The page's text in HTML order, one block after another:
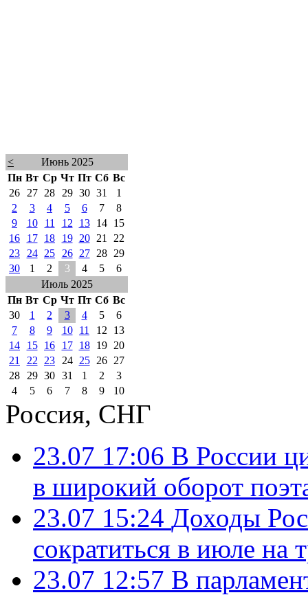
<
Июнь 2025
Пн Вт Ср Чт Пт Сб Вс
26
27 28 29 30 31
1
2
3 4 5 6 7
8
9
10 11 12 13 14
15
16
17 18 19 20 21
22
23
24 25 26 27 28
29
30
1 2 3 4 5
6
Июль 2025
Пн Вт Ср Чт Пт Сб Вс
30
1 2 3 4 5
6
7
8 9 10 11 12
13
14
15 16 17 18 19
20
21
22 23 24 25 26
27
28
29 30 31 1 2
3
4
5 6 7 8 9 10
Россия, СНГ
23.07 17:06 В России
в широкий оборот
23.07 15:24 Доходы
сократиться в июле на
23.07 12:57 В